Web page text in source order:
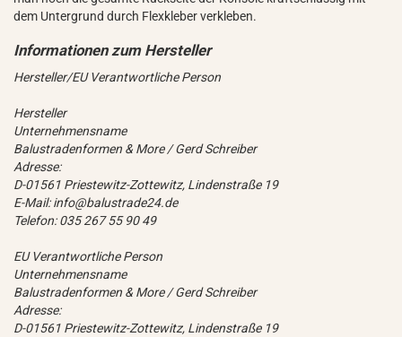
dem Untergrund durch Flexkleber verkleben.
Hersteller/EU Verantwortliche Person
Hersteller
Unternehmensname
Balustradenformen & More / Gerd Schreiber
Adresse:
D-01561 Priestewitz-Zottewitz, Lindenstraße 19
E-Mail: info@balustrade24.de
Telefon: 035 267 55 90 49
EU Verantwortliche Person
Unternehmensname
Balustradenformen & More / Gerd Schreiber
Adresse:
D-01561 Priestewitz-Zottewitz, Lindenstraße 19